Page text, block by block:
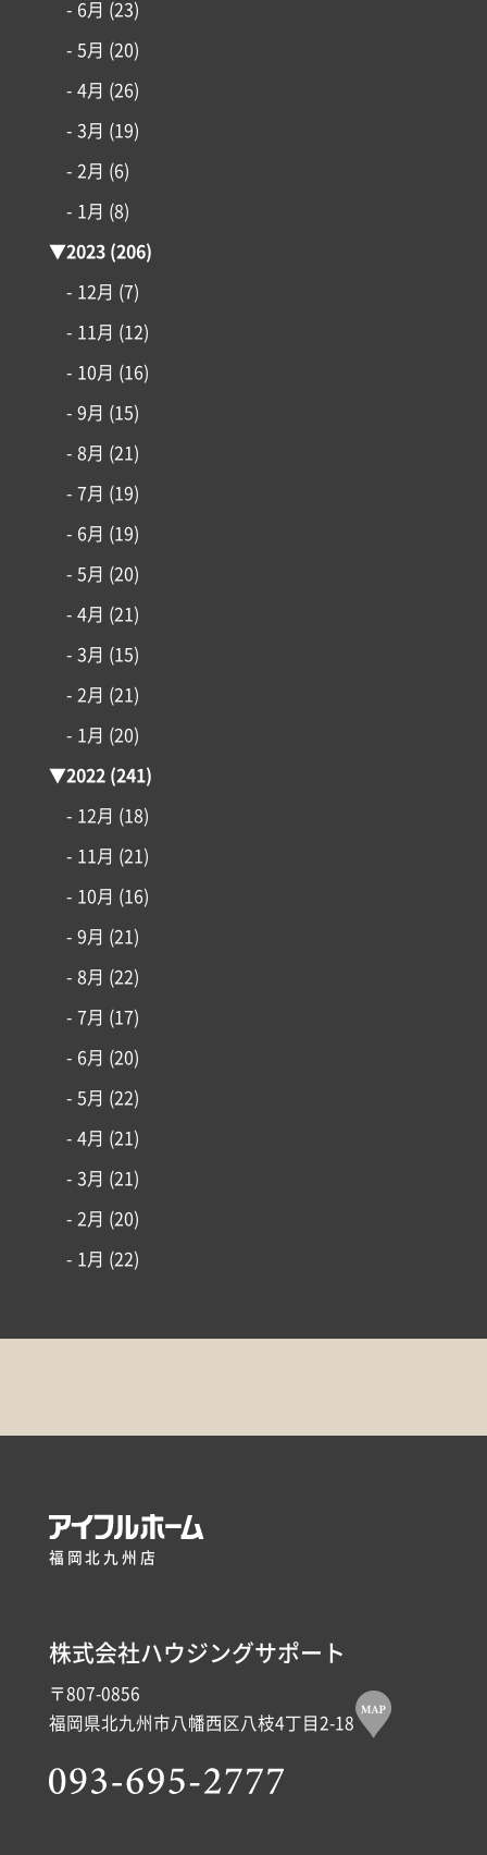
- 6月 (23)
- 5月 (20)
- 4月 (26)
- 3月 (19)
- 2月 (6)
- 1月 (8)
▼2023(206)
- 12月 (7)
- 11月 (12)
- 10月 (16)
- 9月 (15)
- 8月 (21)
- 7月 (19)
- 6月 (19)
- 5月 (20)
- 4月 (21)
- 3月 (15)
- 2月 (21)
- 1月 (20)
▼2022 (241)
- 12月 (18)
- 11月 (21)
- 10月 (16)
- 9月 (21)
- 8月 (22)
- 7月 (17)
- 6月 (20)
- 5月 (22)
- 4月 (21)
- 3月 (21)
- 2月 (20)
- 1月 (22)
福岡北九州店
株式会社ハウジングサポート
〒807-0856
福岡県北九州市八幡西区八枝4丁目2-18